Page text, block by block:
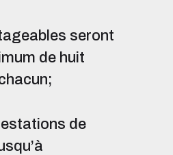
seront
de huit
de